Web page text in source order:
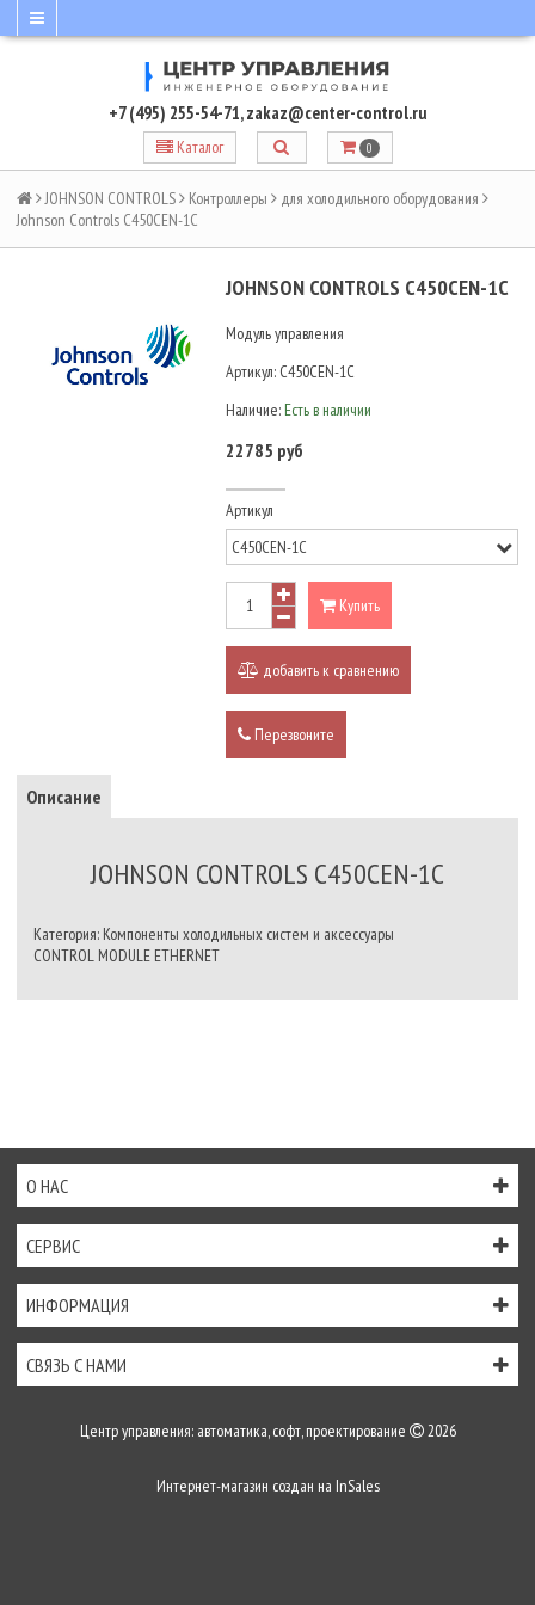
+7 (495) 255-54-71,zakaz@center-control.ru
Каталог 0
JOHNSON CONTROLS Контроллеры
для холодильного оборудования
Johnson Controls C450CEN-1C
JOHNSON CONTROLS C450CEN-1C
Модуль управления
Артикул: C450CEN-1C
Наличие: Есть в наличии
22785 руб
Артикул
Купить
добавить к сравнению
Перезвоните
Описание
JOHNSON CONTROLS C450CEN-1C
Категория: Компоненты холодильных систем и аксессуары
CONTROL MODULE ETHERNET
О НАС
СЕРВИС
ИНФОРМАЦИЯ
СВЯЗЬ С НАМИ
Центр управления: автоматика, софт, проектирование 2026
Интернет-магазин создан на InSales